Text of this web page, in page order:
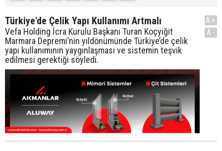
Türkiye'de Çelik Yapı Kullanımı Artmalı
Vefa Holding İcra Kurulu Başkanı Turan Koçyiğit
Marmara Depremi’nin yıldönümünde Türkiye’de çelik
yapı kullanımının yaygınlaşması ve sistemin teşvik
edilmesi gerektiği söyledi.
A+
A-